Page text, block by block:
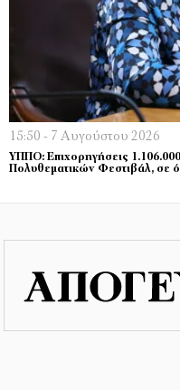
15:50 - 7 Αυγούστου 2026
ΥΠΠΟ: Επιχορηγήσεις
Πολυθεματικών Φεστιβάλ, σε